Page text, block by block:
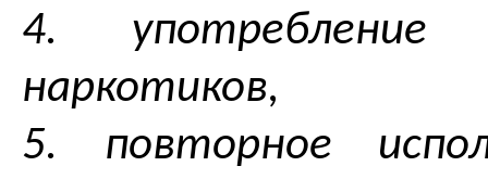
4. употребление
наркотиков,
5. повторное